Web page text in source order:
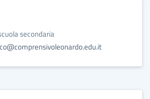
secondaria